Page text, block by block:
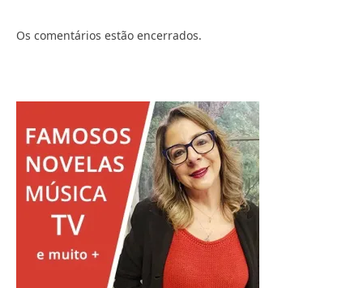
Os comentários estão encerrados.